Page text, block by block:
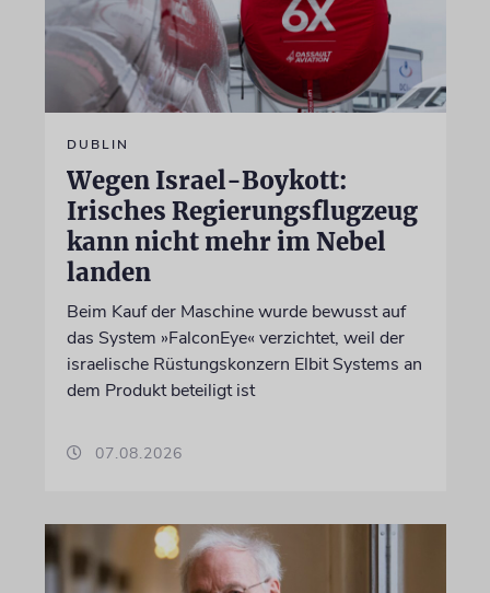
DUBLIN
Wegen Israel-Boykott:
Irisches Regierungsflugzeug
kann nicht mehr im Nebel
landen
Beim Kauf der Maschine wurde bewusst auf
das System »FalconEye« verzichtet, weil der
israelische Rüstungskonzern Elbit Systems an
dem Produkt beteiligt ist
07.08.2026